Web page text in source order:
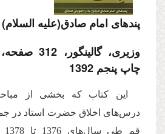
پندهاى امام صادق(علیه
چاپ پنجم 1392
این كتاب كه بخشى از
درس‌هاى اخلاق حضرت استاد در